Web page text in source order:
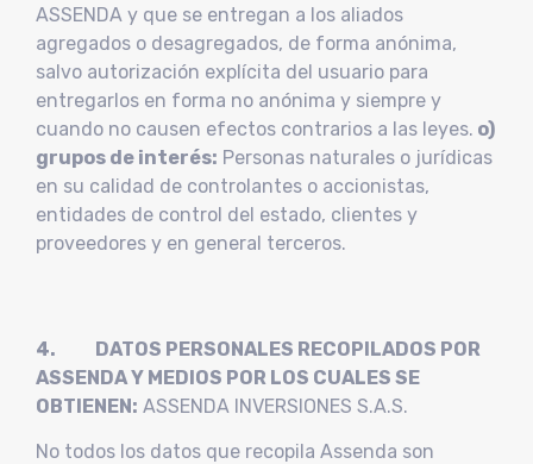
ASSENDA y que se entregan a los aliados
agregados o desagregados, de forma anónima,
salvo autorización explícita del usuario para
entregarlos en forma no anónima y siempre y
cuando no causen efectos contrarios a las leyes. o)
grupos de interés: Personas naturales o jurídicas
en su calidad de controlantes o accionistas,
entidades de control del estado, clientes y
proveedores y en general terceros.
4. DATOS PERSONALES RECOPILADOS POR
ASSENDA Y MEDIOS POR LOS CUALES SE
OBTIENEN: ASSENDA INVERSIONES S.A.S.
No todos los datos que recopila Assenda son